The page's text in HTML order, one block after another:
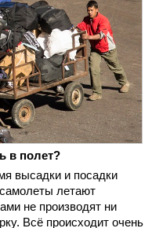
в полет?
высадки и посадки
летают
не производят ни
Всё происходит очень